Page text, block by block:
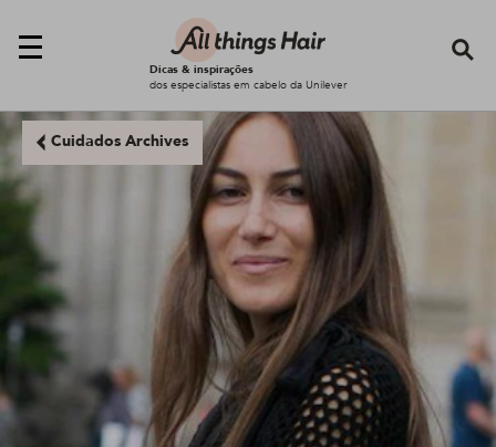
Dicas & inspirações
dos especialistas em cabelo da Unilever
Cuidados Archives